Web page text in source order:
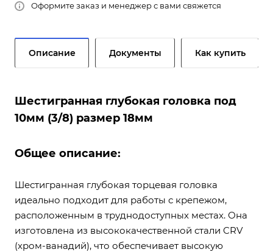
Оформите заказ и менеджер с вами свяжется
Описание Документы Как купить
Шестигранная глубокая головка под
10мм (3/8) размер 18мм
Общее описание:
Шестигранная глубокая торцевая головка
идеально подходит для работы с крепежом,
расположенным в труднодоступных местах. Она
изготовлена из высококачественной стали CRV
(хром-ванадий), что обеспечивает высокую